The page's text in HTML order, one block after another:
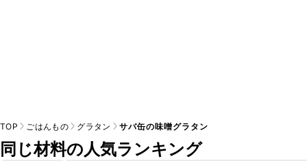
TOP ごはんもの グラタン サバ缶の味噌グラタン
同じ材料の人気ランキング